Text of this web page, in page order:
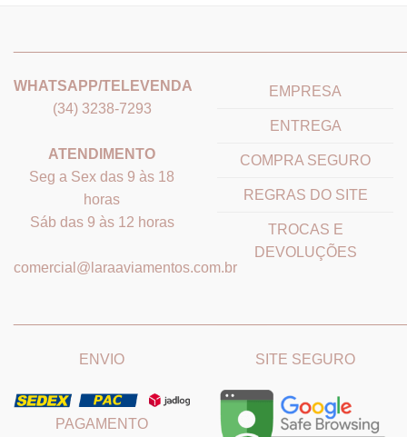
WHATSAPP/TELEVENDA
(34) 3238-7293
ATENDIMENTO
Seg a Sex das 9 às 18
horas
Sáb das 9 às 12 horas
comercial@laraaviamentos.com.br
EMPRESA
ENTREGA
COMPRA SEGURO
REGRAS DO SITE
TROCAS E
DEVOLUÇÕES
ENVIO
PAGAMENTO
SITE SEGURO